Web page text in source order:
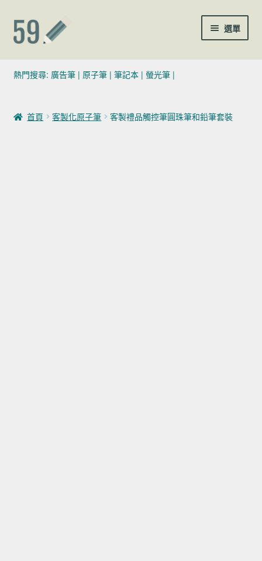
跳至導覽列
跳至主要內容 選單
(02)7729-4140
聯絡我們
熱門搜尋: 廣告筆| 原子筆| 筆記本| 螢光筆|
首頁 客製化原子筆 客製禮品觸控筆圓珠筆和鉛筆套裝